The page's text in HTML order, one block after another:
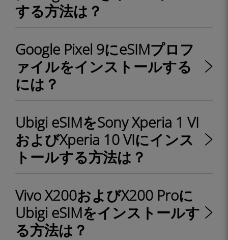
する方法は？
Google Pixel 9にeSIMプロフ
ァイルをインストールする
には？
Ubigi eSIMをSony Xperia 1 VI
およびXperia 10 VIにインス
トールする方法は？
Vivo X200およびX200 Proに
Ubigi eSIMをインストールす
る方法は？